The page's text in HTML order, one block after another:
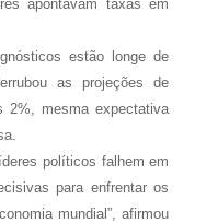
apontavam taxas em
estão longe de
as projeções de
2%, mesma expectativa
políticos falhem em
para enfrentar os
mundial”, afirmou